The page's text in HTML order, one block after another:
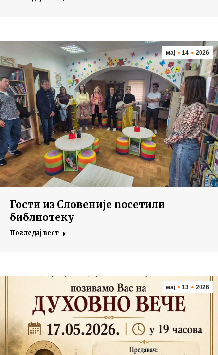
мај 14 2026
Гости из Словеније посетили
библиотеку
Погледај вест
мај 13 2026